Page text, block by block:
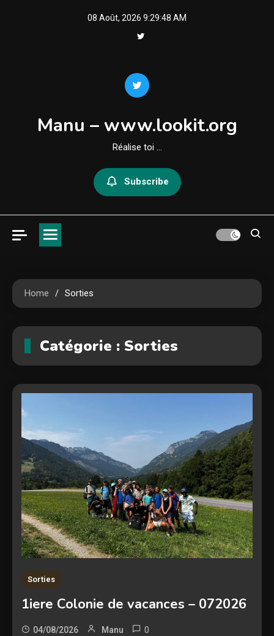
08 Août, 2026 9:29:50 AM
Manu – www.lookit.org
Réalise toi …
Subscribe
Home Sorties
Catégorie : Sorties
Sorties
1iere Colonie de vacances – 072026
04/08/2026 Manu 0